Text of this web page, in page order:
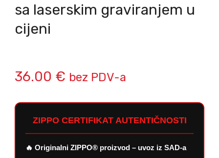
sa laserskim graviranjem u
cijeni
36.00 € bez PDV-a
ZIPPO CERTIFIKAT AUTENTIČNOSTI
🔥 Originalni ZIPPO® proizvod – uvoz iz SAD-a